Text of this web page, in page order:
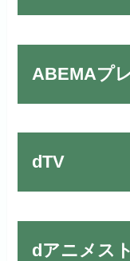
リンク先：
す！
お試し無料
公式
リンク先：
宅配レ
ABEMAプ
dTV
dアニメス